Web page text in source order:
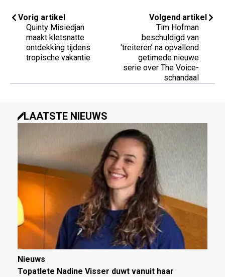
Vorig artikel
Quinty Misiedjan
maakt kletsnatte
ontdekking tijdens
tropische vakantie
Volgend artikel
Tim Hofman
beschuldigd van
‘treiteren’ na opvallend
getimede nieuwe
serie over The Voice-
schandaal
LAATSTE NIEUWS
Nieuws
Topatlete Nadine Visser duwt vanuit haar